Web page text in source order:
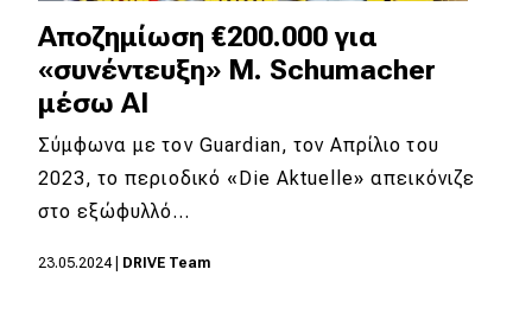
eDRIVE
DRIVE USED
Αποζημίωση €200.000 για
«συνέντευξη» M. Schumacher
μέσω ΑΙ
Σύμφωνα με τον Guardian, τον Απρίλιο του
2023, το περιοδικό «Die Aktuelle» απεικόνιζε
στο εξώφυλλό…
23.05.2024| DRIVE Team